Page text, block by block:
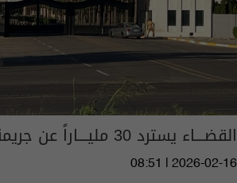
القضــــاء يسترد 30 مليــــاراً عن جريمة احتيال مالي
08:51 | 2026-02-16